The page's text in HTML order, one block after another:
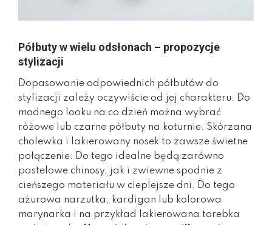
Półbuty w wielu odsłonach – propozycje
stylizacji
Dopasowanie odpowiednich półbutów do
stylizacji zależy oczywiście od jej charakteru. Do
modnego looku na co dzień można wybrać
różowe lub czarne półbuty na koturnie. Skórzana
cholewka i lakierowany nosek to zawsze świetne
połączenie. Do tego idealne będą zarówno
pastelowe chinosy, jak i zwiewne spodnie z
cieńszego materiału w cieplejsze dni. Do tego
ażurowa narzutka, kardigan lub kolorowa
marynarka i na przykład lakierowana torebka